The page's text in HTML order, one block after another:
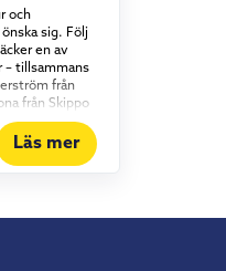
och
sig. Följ
en av
– tillsammans
från
från Skippo
att köra
människor
druckit punsch
Läs mer